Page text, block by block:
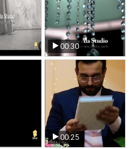
00:30
عکس عروسی رشت
00:25